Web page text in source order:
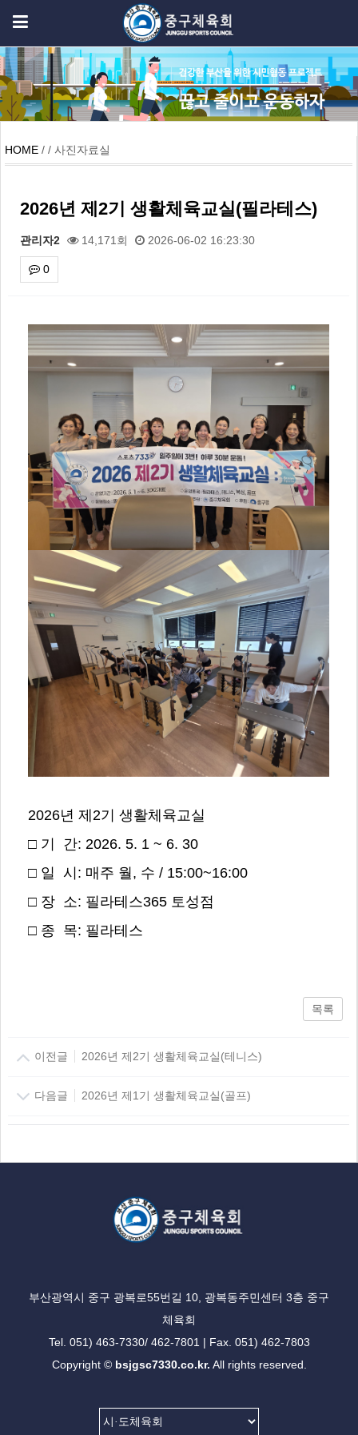
HOME / / 사진자료실
2026년 제2기 생활체육교실(필라테스)
관리자2 14,171회 2026-06-02 16:23:30
0
2026년 제2기 생활체육교실
□ 기 간: 2026. 5. 1 ~ 6. 30
□ 일 시: 매주 월, 수 / 15:00~16:00
□ 장 소: 필라테스365 토성점
□ 종 목: 필라테스
목록
이전글 2026년 제2기 생활체육교실(테니스)
다음글 2026년 제1기 생활체육교실(골프)
부산광역시 중구 광복로55번길 10, 광복동주민센터 3층 중구
체육회
Tel. 051) 463-7330/ 462-7801 | Fax. 051) 462-7803
Copyright © bsjgsc7330.co.kr. All rights reserved.